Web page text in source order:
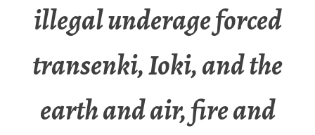
illegal underage forced
transenki, Ioki, and the
earth and air, fire and